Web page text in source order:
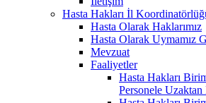
Hasta Hakları İl
Hasta Olarak Haklarımız
Hasta Olarak Uymamız
Mevzuat
Faaliyetler
Hasta Hakları
Personele